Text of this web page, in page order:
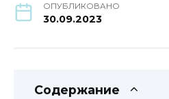
ОПУБЛИКОВАНО
30.09.2023
Содержание